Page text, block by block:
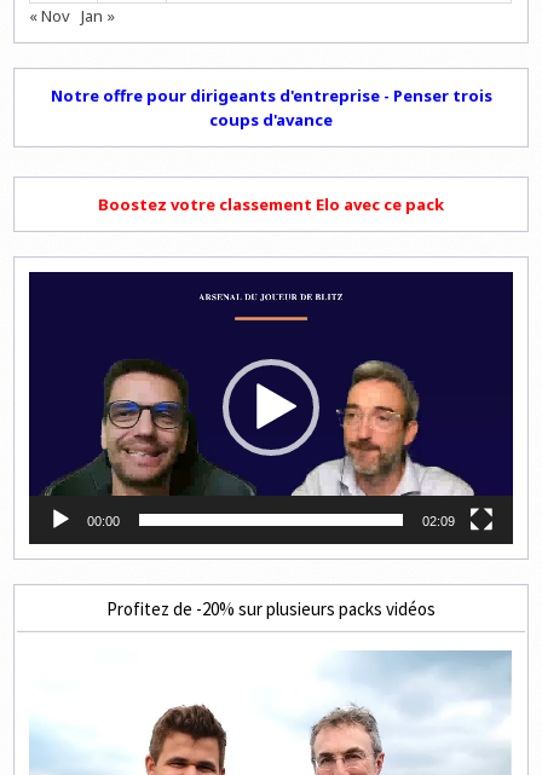
« Nov Jan »
Notre offre pour dirigeants d'entreprise - Penser trois
coups d'avance
Boostez votre classement Elo avec ce pack
00:00 02:09
Profitez de -20% sur plusieurs packs vidéos